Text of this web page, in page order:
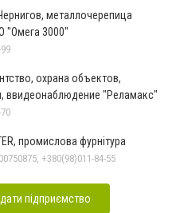
металлочерепица
"Омега 3000"
охрана объектов,
ввидеонаблюдение "Реламакс"
ELESA + GANTER, промислова фурнітура
+380(98)011-84-55
підприємство